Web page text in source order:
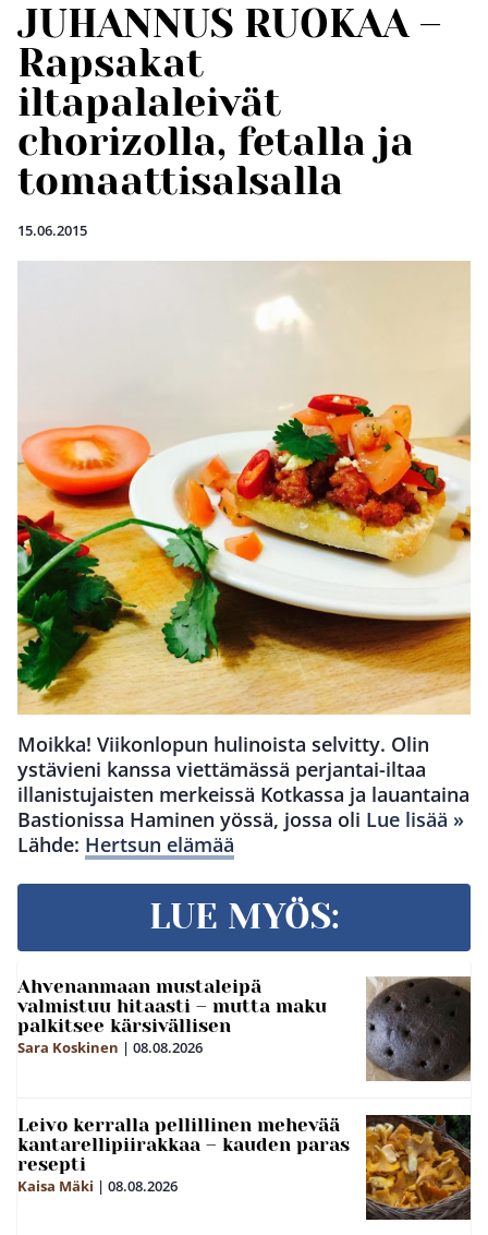
JUHANNUS RUOKAA –
Rapsakat
iltapalaleivät
chorizolla, fetalla ja
tomaattisalsalla
15.06.2015
Moikka! Viikonlopun hulinoista selvitty. Olin
ystävieni kanssa viettämässä perjantai-iltaa
illanistujaisten merkeissä Kotkassa ja lauantaina
Bastionissa Haminen yössä, jossa oli Lue lisää »
Lähde: Hertsun elämää
LUE MYÖS:
Ahvenanmaan mustaleipä
valmistuu hitaasti – mutta maku
palkitsee kärsivällisen
Sara Koskinen | 08.08.2026
Leivo kerralla pellillinen mehevää
kantarellipiirakkaa – kauden paras
resepti
Kaisa Mäki | 08.08.2026